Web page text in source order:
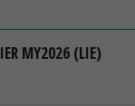
MY2026 (LIE)